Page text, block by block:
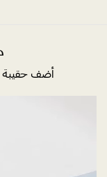
أضف حقيبة